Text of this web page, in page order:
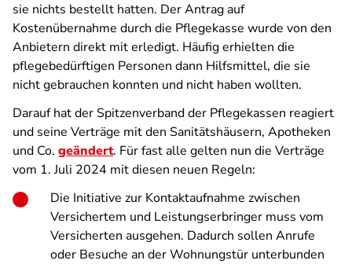
sie nichts bestellt hatten. Der Antrag auf
Kostenübernahme durch die Pflegekasse wurde von den
Anbietern direkt mit erledigt. Häufig erhielten die
pflegebedürftigen Personen dann Hilfsmittel, die sie
nicht gebrauchen konnten und nicht haben wollten.
Darauf hat der Spitzenverband der Pflegekassen reagiert
und seine Verträge mit den Sanitätshäusern, Apotheken
und Co. geändert. Für fast alle gelten nun die Verträge
vom 1. Juli 2024 mit diesen neuen Regeln:
Die Initiative zur Kontaktaufnahme zwischen
Versichertem und Leistungserbringer muss vom
Versicherten ausgehen. Dadurch sollen Anrufe
oder Besuche an der Wohnungstür unterbunden